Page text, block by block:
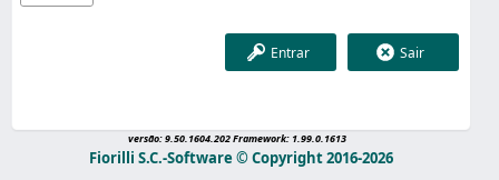
Fiorilli S.C.-Software © Copyright 2016-2026
versão: 9.50.1604.202 Framework: 1.99.0.1613
Sair
Entrar